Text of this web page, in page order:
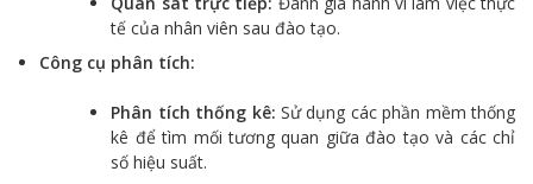
tế của nhân viên sau đào tạo.
Công cụ phân tích:
Phân tích thống kê: Sử dụng các phần mềm thống
kê để tìm mối tương quan giữa đào tạo và các chỉ
số hiệu suất.